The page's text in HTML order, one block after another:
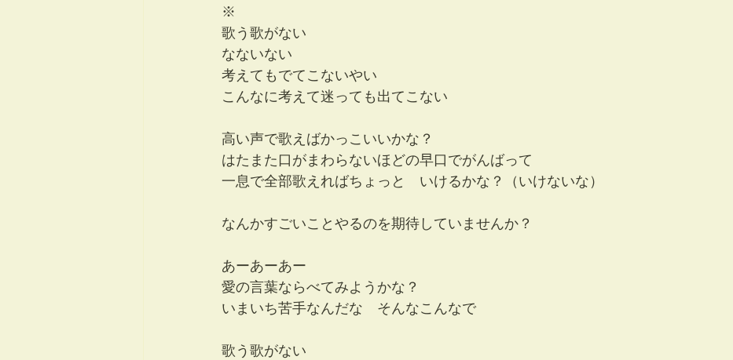
※
歌う歌がない
なないない
考えてもでてこないやい
こんなに考えて迷っても出てこない
高い声で歌えばかっこいいかな？
はたまた口がまわらないほどの早口でがんばって
一息で全部歌えればちょっと　いけるかな？（いけないな）
なんかすごいことやるのを期待していませんか？
あーあーあー
愛の言葉ならべてみようかな？
いまいち苦手なんだな　そんなこんなで
歌う歌がない